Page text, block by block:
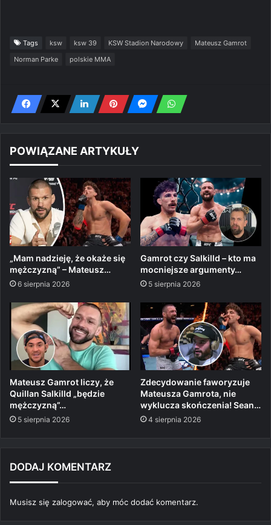
Tags ksw ksw 39 KSW Stadion Narodowy
Mateusz Gamrot
Norman Parke
polskie MMA
POWIĄZANE ARTYKUŁY
„Mam nadzieję, że okaże się
mężczyzną” – Mateusz…
6 sierpnia 2026
Gamrot czy Salkilld – kto ma
mocniejsze argumenty…
5 sierpnia 2026
Mateusz Gamrot liczy, że
Quillan Salkilld „będzie
mężczyzną”…
5 sierpnia 2026
Zdecydowanie faworyzuje
Mateusza Gamrota, nie
wyklucza skończenia! Sean…
4 sierpnia 2026
DODAJ KOMENTARZ
Musisz się zalogować, aby móc dodać komentarz.